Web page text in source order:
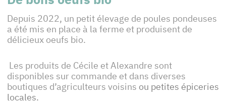
Depuis 2022, un petit élevage de poules pondeuses
a été mis en place à la ferme et produisent de
délicieux oeufs bio.
Les produits de Cécile et Alexandre sont
disponibles sur commande et dans diverses
boutiques d’agriculteurs voisins ou petites épiceries
locales.